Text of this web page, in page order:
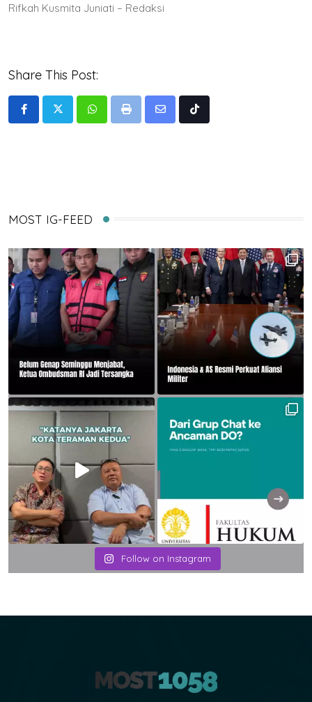
Rifkah Kusmita Juniati – Redaksi
Share This Post:
WhatsappPrint
Share
Tiktok
MOST IG-FEED
Follow on Instagram